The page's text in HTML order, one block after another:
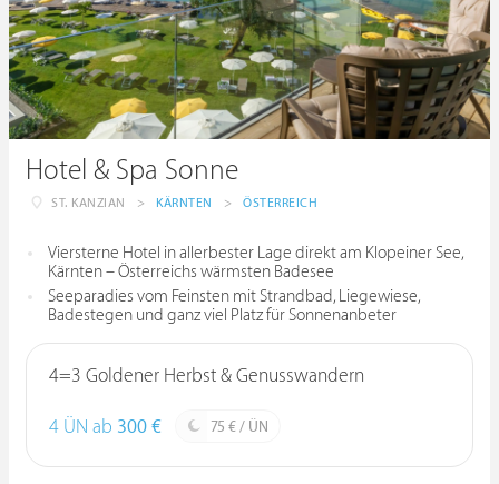
Hotel & Spa Sonne
ST. KANZIAN > KÄRNTEN > ÖSTERREICH
Viersterne Hotel in allerbester Lage direkt am Klopeiner See,
Kärnten – Österreichs wärmsten Badesee
Seeparadies vom Feinsten mit Strandbad, Liegewiese,
Badestegen und ganz viel Platz für Sonnenanbeter
4=3 Goldener Herbst & Genusswandern
4 ÜN ab 300 € 75 € / ÜN